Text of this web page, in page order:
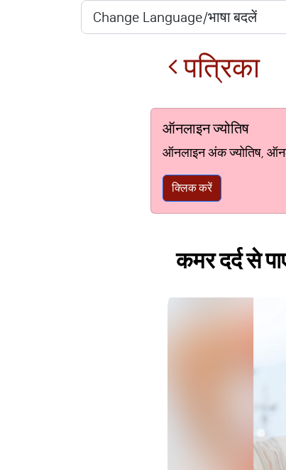
पत्रिका
ऑनलाइन ज्योतिष
ऑनलाइन अंक ज्योतिष,
क्लिक करें
कमर दर्द से